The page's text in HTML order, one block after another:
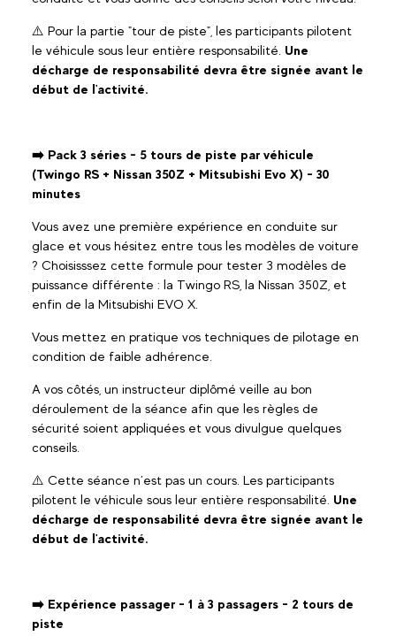
⚠️ Pour la partie "tour de piste", les participants pilotent
le véhicule sous leur entière responsabilité. Une
décharge de responsabilité devra être signée avant le
début de l'activité.
➡️ Pack 3 séries - 5 tours de piste par véhicule
(Twingo RS + Nissan 350Z + Mitsubishi Evo X) - 30
minutes
Vous avez une première expérience en conduite sur
glace et vous hésitez entre tous les modèles de voiture
? Choisisssez cette formule pour tester 3 modèles de
puissance différente : la Twingo RS, la Nissan 350Z, et
enfin de la Mitsubishi EVO X.
Vous mettez en pratique vos techniques de pilotage en
condition de faible adhérence.
A vos côtés, un instructeur diplômé veille au bon
déroulement de la séance afin que les règles de
sécurité soient appliquées et vous divulgue quelques
conseils.
⚠️ Cette séance n’est pas un cours. Les participants
pilotent le véhicule sous leur entière responsabilité. Une
décharge de responsabilité devra être signée avant le
début de l'activité.
➡️ Expérience passager - 1 à 3 passagers - 2 tours de
piste